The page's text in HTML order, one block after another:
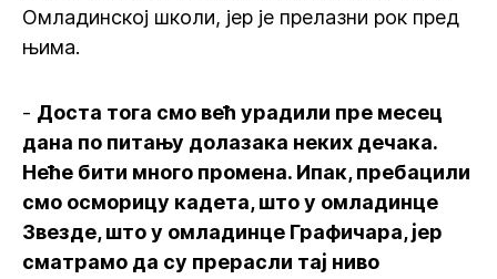
Омладинској школи, јер је прелазни рок пред
њима.
- Доста тога смо већ урадили пре месец
дана по питању долазака неких дечака.
Неће бити много промена. Ипак, пребацили
смо осморицу кадета, што у омладинце
Звезде, што у омладинце Графичара, јер
сматрамо да су прерасли тај ниво